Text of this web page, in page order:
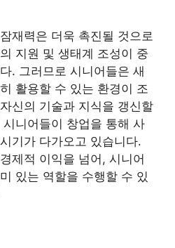
재력은 더욱 촉진될 것으로
지원 및 생태계 조성이 중
. 그러므로 시니어들은 새
활용할 수 있는 환경이 조
신의 기술과 지식을 갱신할
니어들이 창업을 통해 사
기가 다가오고 있습니다.
제적 이익을 넘어, 시니어
있는 역할을 수행할 수 있